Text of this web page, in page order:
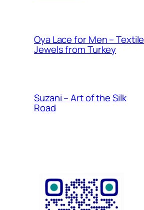
Oya Lace for Men – Textile
Jewels from Turkey
Suzani – Art of the Silk
Road